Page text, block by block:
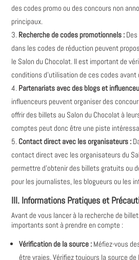
des codes promo ou des concours non
principaux.
Recherche de codes promotionnels :
dans les codes de réduction peuvent
le Salon du Chocolat. Il est important de
conditions d'utilisation de ces codes avant
Partenariats avec des blogs et
influenceurs peuvent organiser des
offrir des billets au Salon du Chocolat à
comptes peut donc être une piste
Contact direct avec les organisateurs :
contact direct avec les organisateurs du
permettre d'obtenir des billets gratuits ou
pour les journalistes, les blogueurs ou les
III. Informations Pratiques et
Avant de vous lancer à la recherche de
importants sont à prendre en compte :
Vérification de la source : Méfiez-vous
être vraies. Vérifiez toujours la source